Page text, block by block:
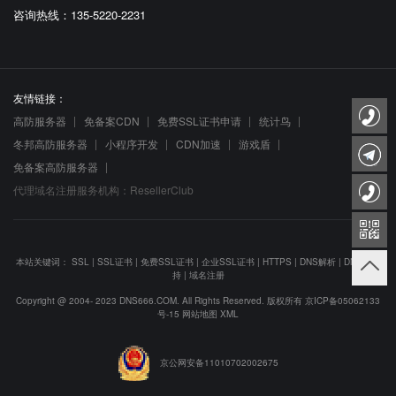
咨询热线：135-5220-2231
友情链接：
高防服务器
免备案CDN 免费SSL证书申请
统计鸟
冬邦高防服务器
小程序开发 CDN加速
游戏盾
免备案高防服务器
代理域名注册服务机构：ResellerClub
本站关键词： SSL | SSL证书 | 免费SSL证书 | 企业SSL证书 | HTTPS | DNS解析 | DNS防劫
持| 域名注册
Copyright @ 2004- 2023 DNS666.COM. All Rights Reserved. 版权所有 京ICP备05062133
号-15 网站地图 XML
京公网安备11010702002675